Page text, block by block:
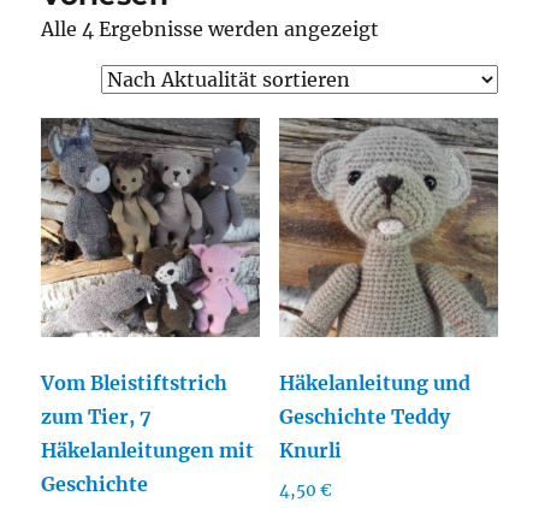
Alle 4 Ergebnisse werden angezeigt
Aktualität
sortiert
Vom Bleistiftstrich
zum Tier, 7
Häkelanleitungen mit
Geschichte
Häkelanleitung und
Geschichte Teddy
Knurli
4,50 €